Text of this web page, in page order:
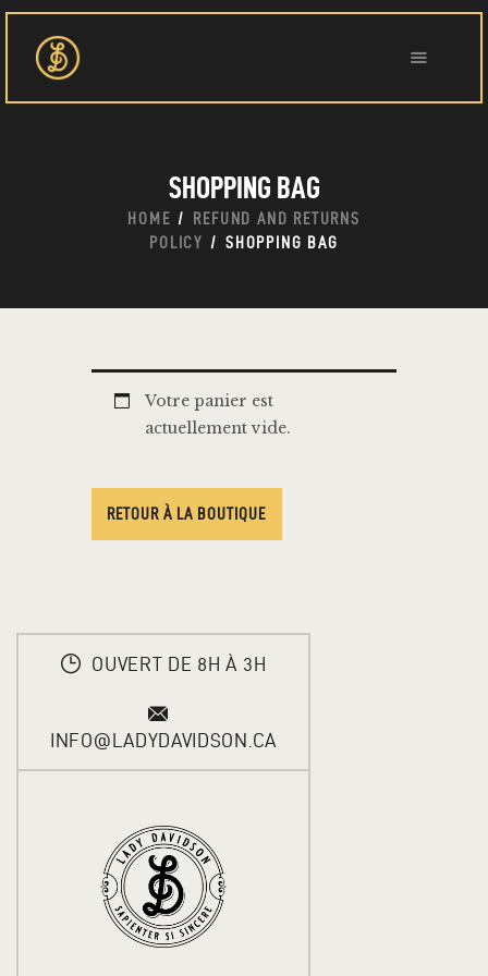
SHOPPING BAG
HOME
REFUND AND RETURNS
POLICY
SHOPPING BAG
QUI SOMMES-NOUS?
ÉVÉNEMENTS
NOUVELLES
CONTACT
Votre panier est
actuellement vide.
RETOUR À LA BOUTIQUE
OUVERT DE 8H À 3H
INFO@LADYDAVIDSON.CA